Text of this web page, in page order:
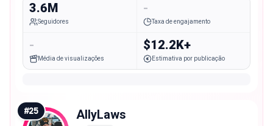
3.6M
Seguidores
-
Taxa de engajamento
-
Média de visualizações
$12.2K+
Estimativa por publicação
#25 AllyLaws